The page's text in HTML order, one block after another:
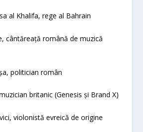
al Khalifa, rege al Bahrain
cântăreață română de muzică
politician român
britanic (Genesis și Brand X)
violonistă evreică de origine